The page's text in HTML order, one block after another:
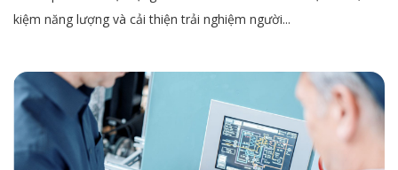
kiệm năng lượng và cải thiện trải nghiệm người...